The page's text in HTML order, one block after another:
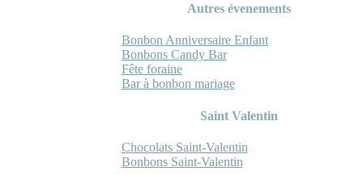
Autres évenements
Bonbon Anniversaire Enfant
Bonbons Candy Bar
Fête foraine
Bar à bonbon mariage
Saint Valentin
Chocolats Saint-Valentin
Bonbons Saint-Valentin